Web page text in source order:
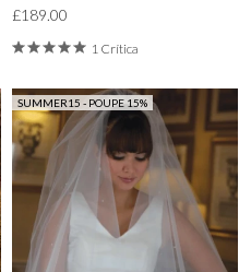
£189.00
1 Crítica
SUMMER15 - POUPE 15%